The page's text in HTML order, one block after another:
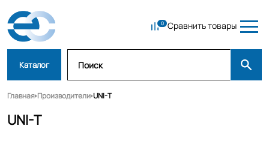
Сравнить товары
Каталог
Главная Производители UNI-T
UNI-T